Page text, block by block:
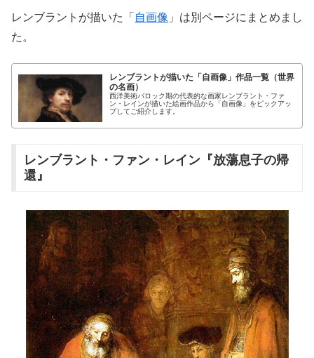
レンブラントが描いた「 自画像 」は別ページにまとめまし
た。
レンブラントが描いた「自画像」作品一覧（世界
の名画）
西洋美術バロック期の代表的な画家レンブラント・ファ
ン・レインが描いた絵画作品から「自画像」をピックアッ
プしてご紹介します。
レンブラント・ファン・レイン『放蕩息子の帰
還』